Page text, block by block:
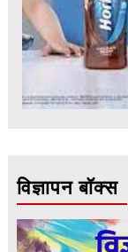
विज्ञापन बॉक्स